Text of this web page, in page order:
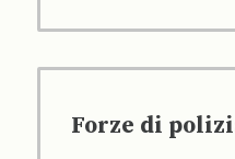
Forze di